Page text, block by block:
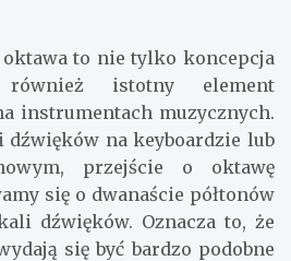
oktawa to nie tylko koncepcja
istotny element
instrumentach muzycznych.
dźwięków na keyboardzie lub
przejście o oktawę
się o dwanaście półtonów
dźwięków. Oznacza to, że
się być bardzo podobne